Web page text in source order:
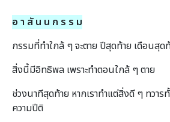
อ า สั น น ก ร ร ม
กรรมที่ทําใกล้ ๆ จะตาย ปีสุดท้าย เดือนสุด
สิ่งนี้มีอิทธิพล เพราะทําตอนใกล้ ๆ ตาย
ช่วงนาทีสุดท้าย หากเราทําแต่สิ่งดี ๆ ทวา
ความปีติ